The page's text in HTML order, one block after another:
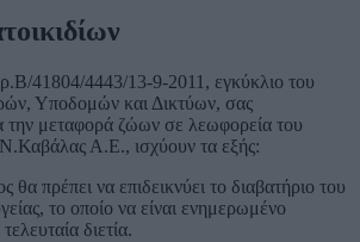
41804/4443/13-9-2011, εγκύκλιο του
Υποδομών και Δικτύων, σας
την μεταφορά ζώων σε λεωφορεία του
Α.Ε., ισχύουν τα εξής:
θα πρέπει να επιδεικνύει το διαβατήριο του
το οποίο να είναι ενημερωμένο
διετία.